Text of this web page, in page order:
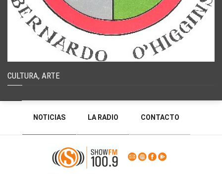
CULTURA, ARTE
NOTICIAS LA RADIO CONTACTO
PROGRAMACIÓN RADIO EN VIVO